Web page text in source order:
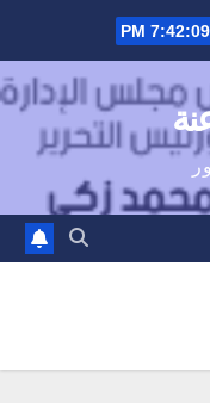
7:42:09 PM